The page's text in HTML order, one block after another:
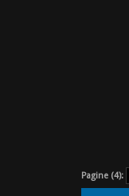
Pagine (4):